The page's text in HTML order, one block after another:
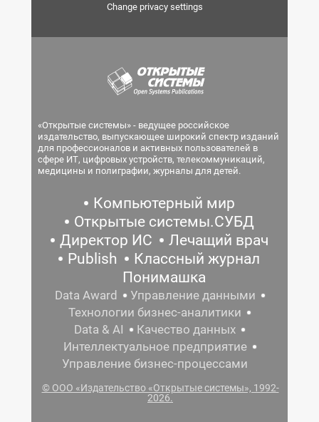
Change privacy settings
«Открытые системы» - ведущее российское
издательство, выпускающее широкий спектр изданий
для профессионалов и активных пользователей в
сфере ИТ, цифровых устройств, телекоммуникаций,
медицины и полиграфии, журналы для детей.
Компьютерный мир
Открытые системы.СУБД
Директор ИС
Лечащий врач
Publish
Классный журнал
Понимашка
Data Award
Управление данными
Технологии бизнес-аналитики
Data & AI
Качество данных
Интеллектуальное предприятие
Управление бизнес-процессами
© ООО «Издательство «Открытые системы», 1992-
2026.